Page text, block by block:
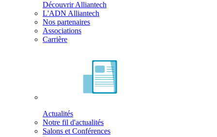
Découvrir Alliantech
L'ADN Alliantech
Nos partenaires
Associations
Carrière
Actualités
Notre fil d'actualités
Salons et Conférences